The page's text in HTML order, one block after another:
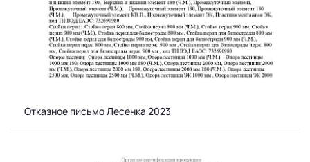
Отказное письмо Лесенка 2023